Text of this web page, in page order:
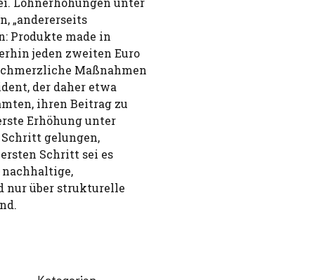
„andererseits
Produkte made in
jeden zweiten Euro
Maßnahmen
der daher etwa
ihren Beitrag zu
Erhöhung unter
gelungen,
Schritt sei es
nachhaltige,
nur über strukturelle